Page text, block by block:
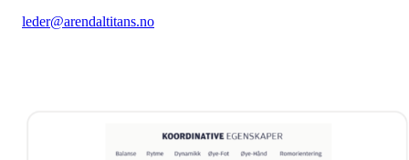
leder@arendaltitans.no